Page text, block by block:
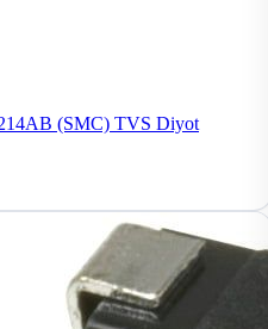
(SMC) TVS Diyot